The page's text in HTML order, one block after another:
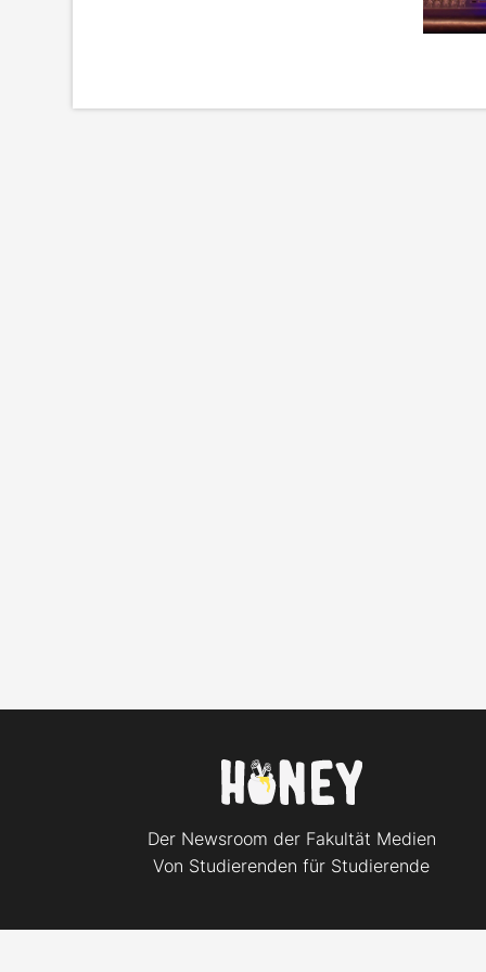
Der Newsroom der Fakultät Medien
Von Studierenden für Studierende